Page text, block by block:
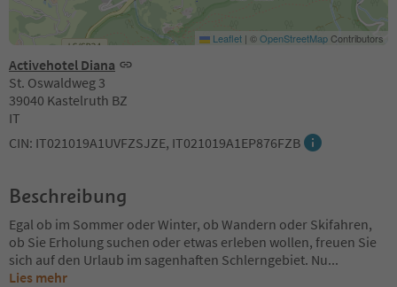
Activehotel Diana
St. Oswaldweg 3
39040 Kastelruth BZ
IT
CIN: IT021019A1UVFZSJZE, IT021019A1EP876FZB
Leaflet | ©OpenStreetMapContributors
Beschreibung
Egal ob im Sommer oder Winter, ob Wandern oder Skifahren,
ob Sie Erholung suchen oder etwas erleben wollen, freuen Sie
sich auf den Urlaub im sagenhaften Schlerngebiet. Nu...
Lies mehr